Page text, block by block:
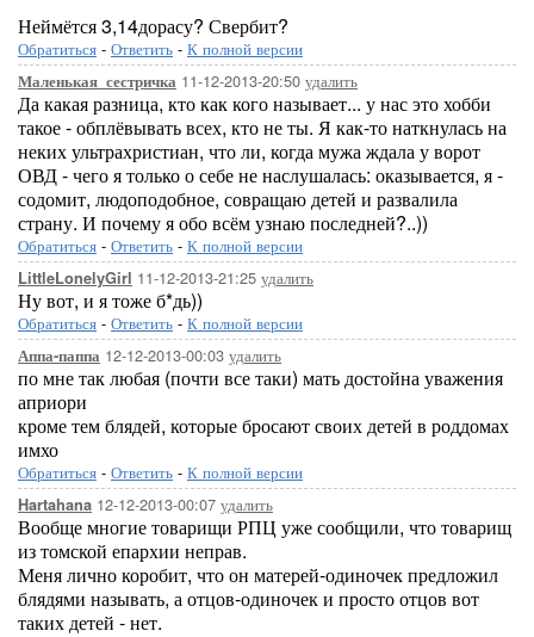
Неймётся 3,14дорасу? Свербит?
Обратиться - Ответить - К полной версии
Маленькая_сестричка 11-12-2013-20:50 удалить
Да какая разница, кто как кого называет... у нас это хобби
такое - обплёвывать всех, кто не ты. Я как-то наткнулась на
неких ультрахристиан, что ли, когда мужа ждала у ворот
ОВД - чего я только о себе не наслушалась: оказывается, я -
содомит, людоподобное, совращаю детей и развалила
страну. И почему я обо всём узнаю последней?..))
Обратиться - Ответить - К полной версии
LittleLonelyGirl 11-12-2013-21:25 удалить
Ну вот, и я тоже б*дь))
Обратиться - Ответить - К полной версии
Аппа-паппа 12-12-2013-00:03 удалить
по мне так любая (почти все таки) мать достойна уважения
априори
кроме тем блядей, которые бросают своих детей в роддомах
имхо
Обратиться - Ответить - К полной версии
Hartahana 12-12-2013-00:07 удалить
Вообще многие товарищи РПЦ уже сообщили, что товарищ
из томской епархии неправ.
Меня лично коробит, что он матерей-одиночек предложил
блядями называть, а отцов-одиночек и просто отцов вот
таких детей - нет.